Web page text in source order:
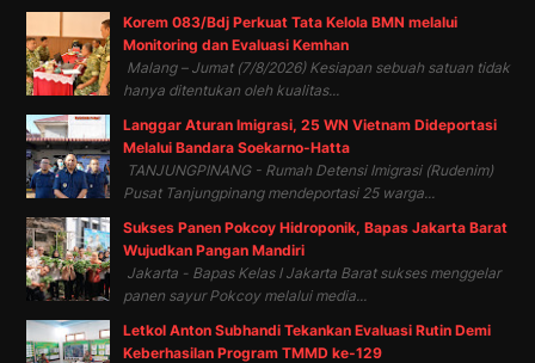
Korem 083/Bdj Perkuat Tata Kelola BMN melalui
Monitoring dan Evaluasi Kemhan
Malang – Jumat (7/8/2026) Kesiapan sebuah satuan tidak
hanya ditentukan oleh kualitas...
Langgar Aturan Imigrasi, 25 WN Vietnam Dideportasi
Melalui Bandara Soekarno-Hatta
TANJUNGPINANG - Rumah Detensi Imigrasi (Rudenim)
Pusat Tanjungpinang mendeportasi 25 warga...
Sukses Panen Pokcoy Hidroponik, Bapas Jakarta Barat
Wujudkan Pangan Mandiri
Jakarta - Bapas Kelas I Jakarta Barat sukses menggelar
panen sayur Pokcoy melalui media...
Letkol Anton Subhandi Tekankan Evaluasi Rutin Demi
Keberhasilan Program TMMD ke-129